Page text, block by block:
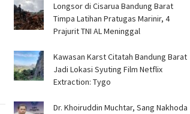
Longsor di Cisarua Bandung Barat
Timpa Latihan Pra­tugas Marinir, 4
Prajurit TNI AL Meninggal
Kawasan Karst Citatah Bandung Barat
Jadi Lokasi Syuting Film Netflix
Extraction: Tygo
Dr. Khoiruddin Muchtar, Sang Nakhoda